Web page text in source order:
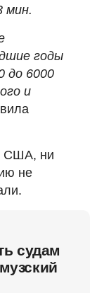
мин.
годы
до 6000
и
США, ни
не
судам